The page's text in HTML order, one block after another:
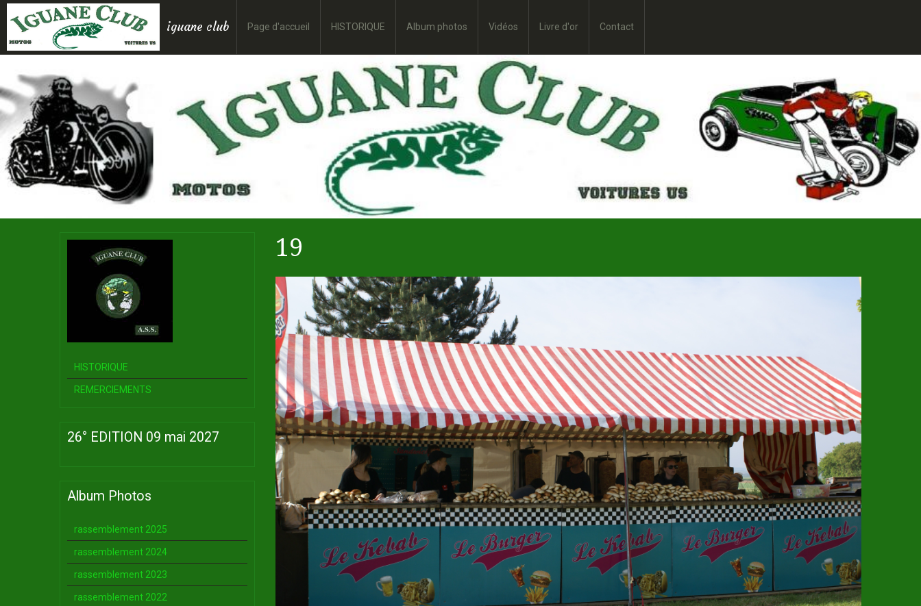
iguane club Page d'accueil HISTORIQUE Album photos Vidéos Livre d'or Contact
19
HISTORIQUE
REMERCIEMENTS
26° EDITION 09 mai 2027
Album Photos
rassemblement 2025
rassemblement 2024
rassemblement 2023
rassemblement 2022